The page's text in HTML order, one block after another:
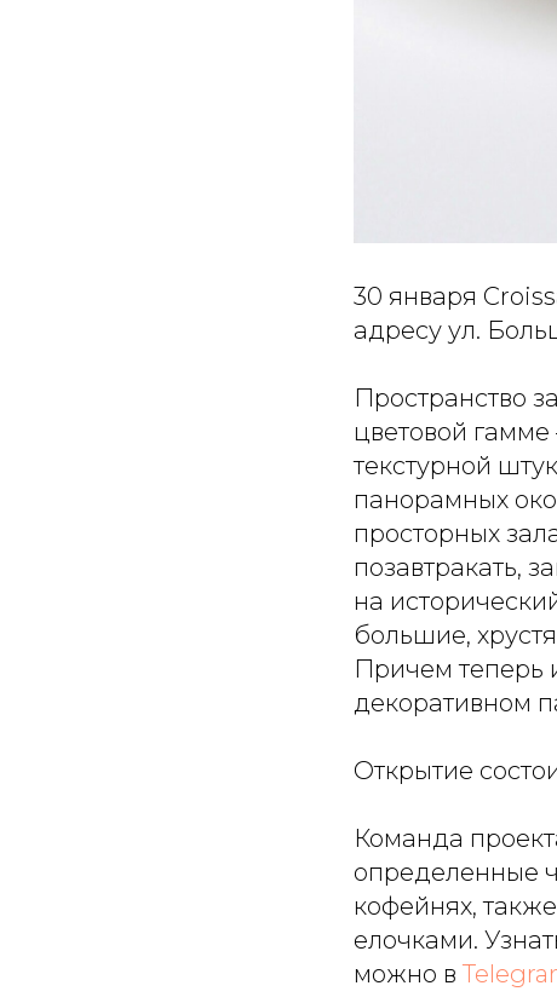
30 января
адресу ул.
Пространство
цветовой
текстурной
панорамных
просторных
позавтракать,
на
большие,
Причем теперь
декоративном
Открытие
Команда
определенные
кофейнях,
елочками.
можно в